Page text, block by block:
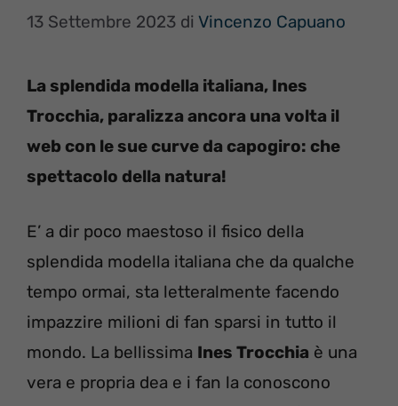
13 Settembre 2023 di Vincenzo Capuano
La splendida modella italiana, Ines
Trocchia, paralizza ancora una volta il
web con le sue curve da capogiro: che
spettacolo della natura!
E’ a dir poco maestoso il fisico della
splendida modella italiana che da qualche
tempo ormai, sta letteralmente facendo
impazzire milioni di fan sparsi in tutto il
mondo. La bellissima Ines Trocchia è una
vera e propria dea e i fan la conoscono